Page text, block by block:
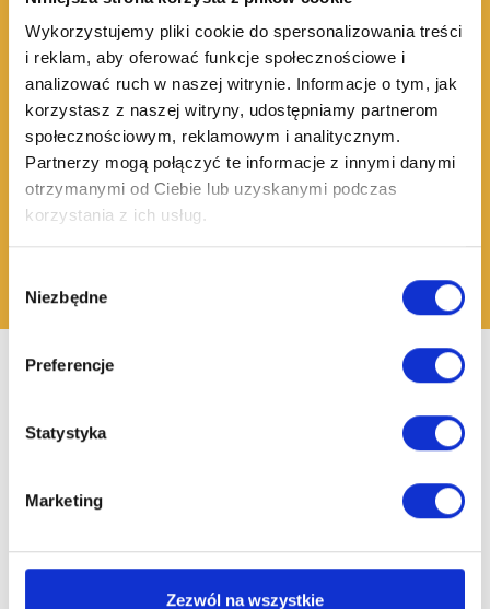
Wykorzystujemy pliki cookie do spersonalizowania treści
i reklam, aby oferować funkcje społecznościowe i
analizować ruch w naszej witrynie. Informacje o tym, jak
korzystasz z naszej witryny, udostępniamy partnerom
społecznościowym, reklamowym i analitycznym.
Partnerzy mogą połączyć te informacje z innymi danymi
otrzymanymi od Ciebie lub uzyskanymi podczas
korzystania z ich usług.
zgody
Niezbędne
Preferencje
Statystyka
Marketing
Zezwól na wszystkie
Email *
Submit